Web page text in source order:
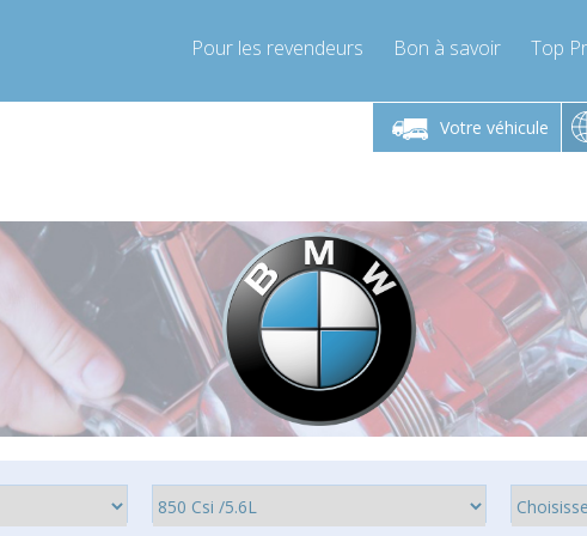
Pour les revendeurs Bon à savoir Top
Votre véhicule
Lundi-Vendredi 9h-17h Lundi-Vendredi 9h-17h
info@compressor-express.fr
Lundi-